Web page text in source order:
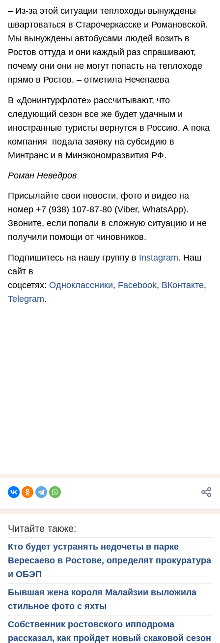
– Из-за этой ситуации теплоходы вынуждены
швартоваться в Старочеркасске и Романовской.
Мы вынуждены автобусами людей возить в
Ростов оттуда и они каждый раз спрашивают,
почему они они не могут попасть на теплоходе
прямо в Ростов, – отметила Нечепаева
В «Донинтурфлоте» рассчитывают, что
следующий сезон все же будет удачным и
иностранные туристы вернутся в Россию. А пока
компания подала заявку на субсидию в
Минтранс и в Минэкономразвития РФ.
Роман Неведров
Присылайте свои новости, фото и видео на
номер +7 (938) 107-87-80 (Viber, WhatsApp).
Звоните, если попали в сложную ситуацию и не
получили помощи от чиновников.
Подпишитесь на нашу группу в Instagram. Наш
сайт в
соцсетях: Одноклассники, Facebook, ВКонтакте,
Telegram.
Читайте также:
Кто будет устранять недочеты в парке
Вересаево в Ростове, определят прокуратура
и ОБЭП
Бывшая жена короля Малайзии выложила
стильное фото с яхты
Собственник ростовского ипподрома
рассказал, как пройдет новый скаковой сезон